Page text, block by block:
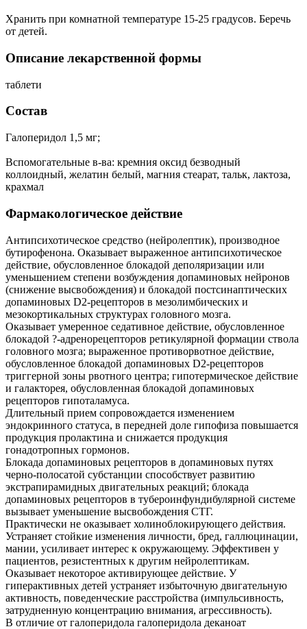
Хранить при комнатной температуре 15-25 градусов. Беречь
от детей.
Описание лекарственной формы
таблети
Состав
Галоперидол 1,5 мг;
Вспомогательные в-ва: кремния оксид безводный
коллоидный, желатин белый, магния стеарат, тальк, лактоза,
крахмал
Фармакологическое действие
Антипсихотическое средство (нейролептик), производное
бутирофенона. Оказывает выраженное антипсихотическое
действие, обусловленное блокадой деполяризации или
уменьшением степени возбуждения допаминовых нейронов
(снижение высвобождения) и блокадой постсинаптических
допаминовых D2-рецепторов в мезолимбических и
мезокортикальных структурах головного мозга.
Оказывает умеренное седативное действие, обусловленное
блокадой ?-адренорецепторов ретикулярной формации ствола
головного мозга; выраженное противорвотное действие,
обусловленное блокадой допаминовых D2-рецепторов
триггерной зоны рвотного центра; гипотермическое действие
и галакторея, обусловленная блокадой допаминовых
рецепторов гипоталамуса.
Длительный прием сопровождается изменением
эндокринного статуса, в передней доле гипофиза повышается
продукция пролактина и снижается продукция
гонадотропных гормонов.
Блокада допаминовых рецепторов в допаминовых путях
черно-полосатой субстанции способствует развитию
экстрапирамидных двигательных реакций; блокада
допаминовых рецепторов в тубероинфундибулярной системе
вызывает уменьшение высвобождения СТГ.
Практически не оказывает холиноблокирующего действия.
Устраняет стойкие изменения личности, бред, галлюцинации,
мании, усиливает интерес к окружающему. Эффективен у
пациентов, резистентных к другим нейролептикам.
Оказывает некоторое активирующее действие. У
гиперактивных детей устраняет избыточную двигательную
активность, поведенческие расстройства (импульсивность,
затрудненную концентрацию внимания, агрессивность).
В отличие от галоперидола галоперидола деканоат